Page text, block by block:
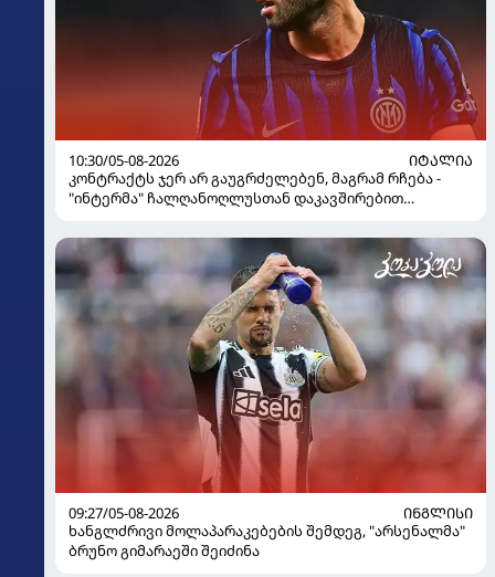
10:30/05-08-2026
ᲘᲢᲐᲚᲘᲐ
კონტრაქტს ჯერ არ გაუგრძელებენ, მაგრამ რჩება -
"ინტერმა" ჩალღანოღლუსთან დაკავშირებით
09:27/05-08-2026
ᲘᲜᲒᲚᲘᲡᲘ
ხანგლძრივი მოლაპარაკებების შემდეგ, "არსენალმა"
ბრუნო გიმარაეში შეიძინა